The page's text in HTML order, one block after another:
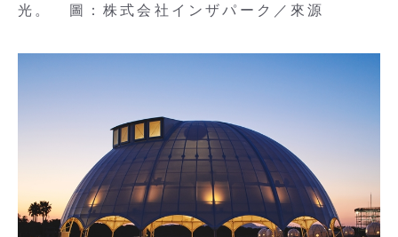
光。 圖：株式会社インザパーク／來源